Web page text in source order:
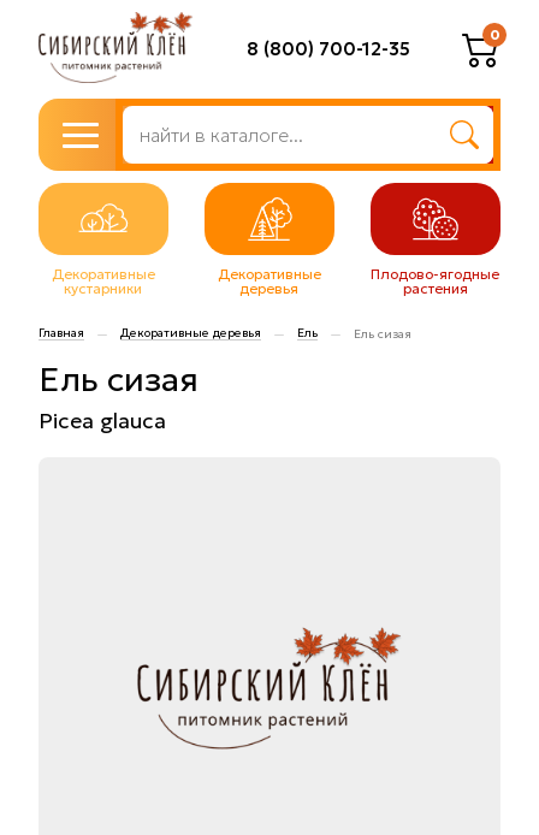
8 (800) 700-12-35
0
Декоративные
кустарники
Декоративные
деревья
Плодово-ягодные
растения
Главная — Декоративные деревья — Ель — Ель сизая
Ель сизая
Picea glauca